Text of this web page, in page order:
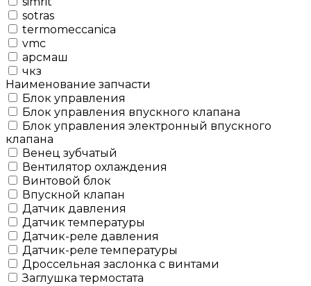
sotras
termomeccanica
vmc
арсмаш
чкз
Наименование запчасти
Блок управления
Блок управления впускного клапана
Блок управления электронный впускного
клапана
Венец зубчатый
Вентилятор охлаждения
Винтовой блок
Впускной клапан
Датчик давления
Датчик температуры
Датчик-реле давления
Датчик-реле температуры
Дроссельная заслонка с винтами
Заглушка термостата